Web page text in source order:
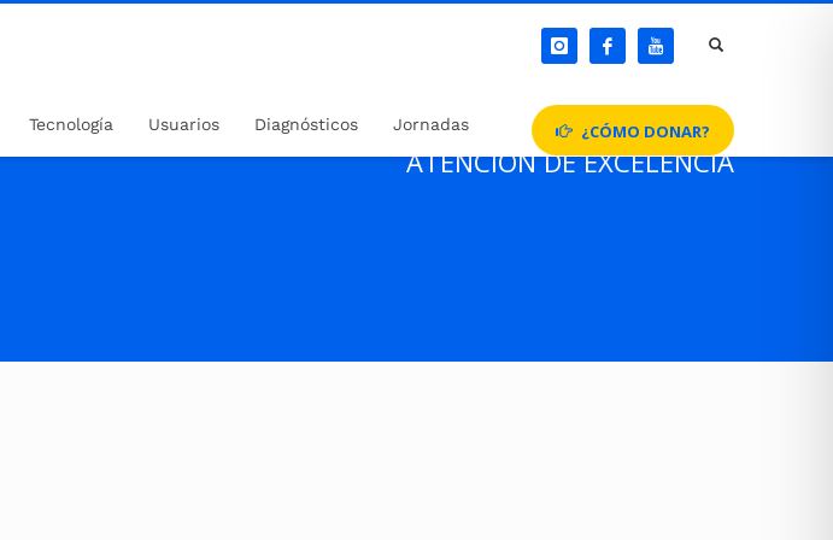
Tecnología Usuarios Diagnósticos Jornadas ¿CÓMO DONAR?
ATENCIÓN DE EXCELENCIA